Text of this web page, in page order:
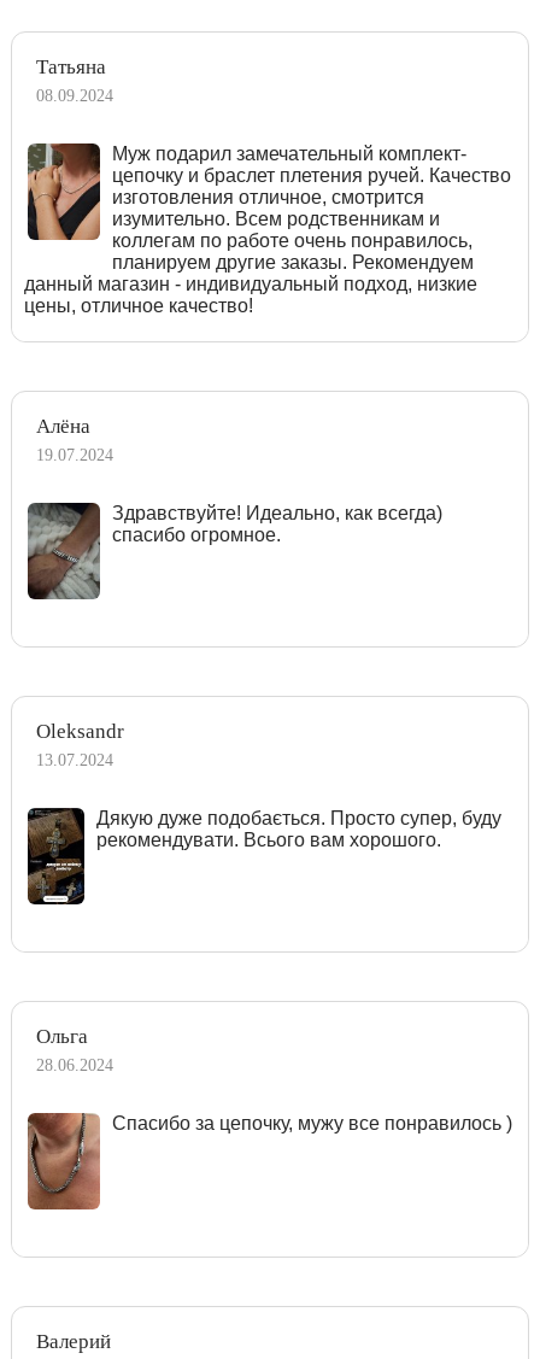
Татьяна
08.09.2024
Муж подарил замечательный комплект-
цепочку и браслет плетения ручей. Качество
изготовления отличное, смотрится
изумительно. Всем родственникам и
коллегам по работе очень понравилось,
планируем другие заказы. Рекомендуем
данный магазин - индивидуальный подход, низкие
цены, отличное качество!
Алёна
19.07.2024
Здравствуйте! Идеально, как всегда)
спасибо огромное.
Oleksandr
13.07.2024
Дякую дуже подобається. Просто супер, буду
рекомендувати. Всього вам хорошого.
Ольга
28.06.2024
Спасибо за цепочку, мужу все понравилось )
Валерий